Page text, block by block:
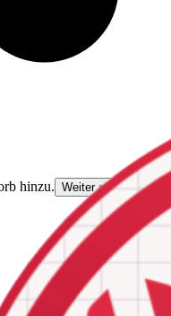
hinzu. Weiter einkaufen